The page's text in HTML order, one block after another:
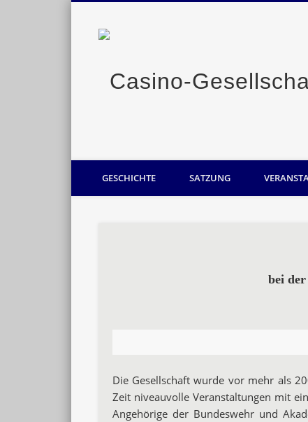
GESCHICHTE SATZUNG
bei
Die Gesellschaft wurde vor mehr als
Zeit niveauvolle Veranstaltungen mit
Angehörige der Bundeswehr und